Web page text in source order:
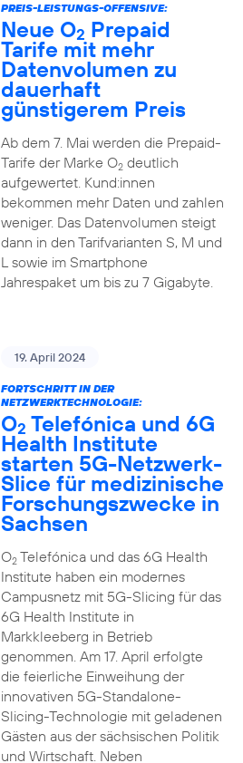
PREIS-LEISTUNGS-OFFENSIVE:
Neue O2 Prepaid
Tarife mit mehr
Datenvolumen zu
dauerhaft
günstigerem Preis
Ab dem 7. Mai werden die Prepaid-
Tarife der Marke O2deutlich
aufgewertet. Kund:innen
bekommen mehr Daten und zahlen
weniger. Das Datenvolumen steigt
dann in den Tarifvarianten S, M und
L sowie im Smartphone
Jahrespaket um bis zu 7 Gigabyte.
19. April 2024
FORTSCHRITT IN DER
NETZWERKTECHNOLOGIE:
O2 Telefónica und 6G
Health Institute
starten 5G-Netzwerk-
Slice für medizinische
Forschungszwecke in
Sachsen
O2Telefónica und das 6G Health
Institute haben ein modernes
Campusnetz mit 5G-Slicing für das
6G Health Institute in
Markkleeberg in Betrieb
genommen. Am 17. April erfolgte
die feierliche Einweihung der
innovativen 5G-Standalone-
Slicing-Technologie mit geladenen
Gästen aus der sächsischen Politik
und Wirtschaft. Neben